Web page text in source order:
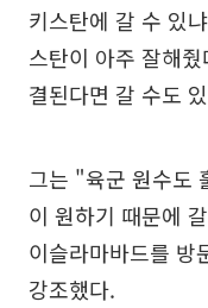
키스탄에 갈 수 있
스탄이 아주 잘해
결된다면 갈 수도
그는 "육군 원수도
이 원하기 때문에
이슬라마바드를 방
강조했다.